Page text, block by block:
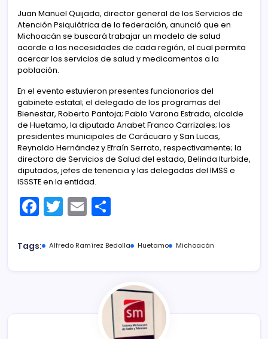
Juan Manuel Quijada, director general de los Servicios de
Atención Psiquiátrica de la federación, anunció que en
Michoacán se buscará trabajar un modelo de salud
acorde a las necesidades de cada región, el cual permita
acercar los servicios de salud y medicamentos a la
población.
En el evento estuvieron presentes funcionarios del
gabinete estatal; el delegado de los programas del
Bienestar, Roberto Pantoja; Pablo Varona Estrada, alcalde
de Huetamo, la diputada Anabet Franco Carrizales; los
presidentes municipales de Carácuaro y San Lucas,
Reynaldo Hernández y Efraín Serrato, respectivamente; la
directora de Servicios de Salud del estado, Belinda Iturbide,
diputados, jefes de tenencia y las delegadas del IMSS e
ISSSTE en la entidad.
F
a
c
T
w
itt
E
m
ai m
ar
tir
Tags: Alfredo Ramírez Bedolla Huetamo Michoacán